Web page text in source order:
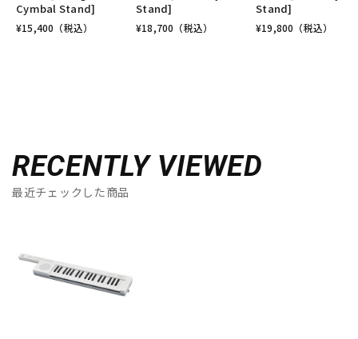
Cymbal Stand]
¥15,400 （税込）
Stand]
¥18,700 （税込）
Stand]
¥19,800 （税込）
RECENTLY VIEWED
最近チェックした商品